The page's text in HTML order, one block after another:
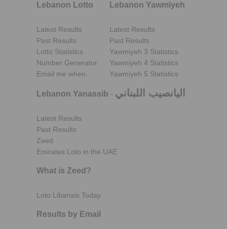
Lebanon Lotto
Latest Results
Past Results
Lotto Statistics
Number Generator
Email me when..
Lebanon Yawmiyeh
Latest Results
Past Results
Yawmiyeh 3 Statistics
Yawmiyeh 4 Statistics
Yawmiyeh 5 Statistics
Lebanon Yanassib - اليانصيب اللبناني
Latest Results
Past Results
Zeed
Emirates Loto in the UAE
What is Zeed?
Loto Libanais Today
Results by Email